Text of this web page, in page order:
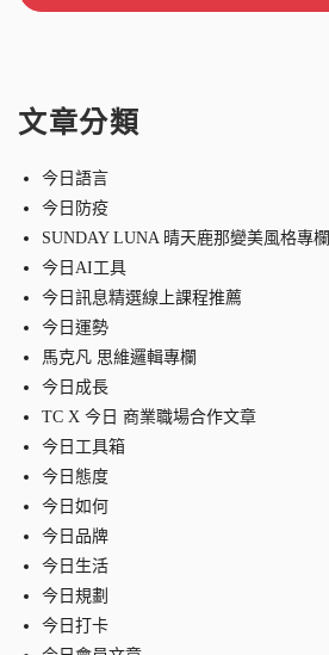
文章分類
今日語言
今日防疫
SUNDAY LUNA 晴天鹿那變美風格專欄
今日AI工具
今日訊息精選線上課程推薦
今日運勢
馬克凡 思維邏輯專欄
今日成長
TC X 今日 商業職場合作文章
今日工具箱
今日態度
今日如何
今日品牌
今日生活
今日規劃
今日打卡